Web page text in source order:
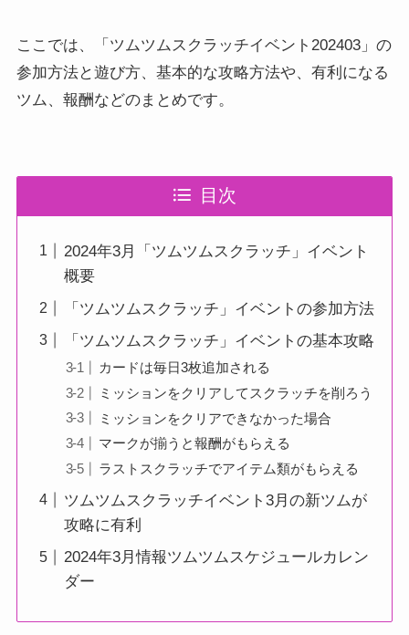
ここでは、「ツムツムスクラッチイベント202403」の
参加方法と遊び方、基本的な攻略方法や、有利になる
ツム、報酬などのまとめです。
目次
2024年3月「ツムツムスクラッチ」イベント
概要
「ツムツムスクラッチ」イベントの参加方法
「ツムツムスクラッチ」イベントの基本攻略
カードは毎日3枚追加される
ミッションをクリアしてスクラッチを削ろう
ミッションをクリアできなかった場合
マークが揃うと報酬がもらえる
ラストスクラッチでアイテム類がもらえる
ツムツムスクラッチイベント3月の新ツムが
攻略に有利
2024年3月情報ツムツムスケジュールカレン
ダー